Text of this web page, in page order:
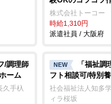
株式会社トーコー
時給1,310円
派遣社員 / 大阪府
/調理師
ーム
久手杁
NEW
「福祉
フト相談可/特別
社会福祉法人知多
ィラ桜坂